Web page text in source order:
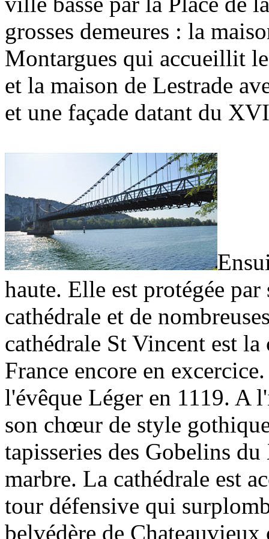
grosses demeures : la
Montargues qui accueillit
et la maison de Lestrade
et une façade datant du
haute. Elle est protégée
cathédrale et de
cathédrale St Vincent est
France encore en
l'évêque Léger en 1119. A
son chœur de style
tapisseries des Gobelins
marbre. La cathédrale est
tour défensive qui
belvédère de